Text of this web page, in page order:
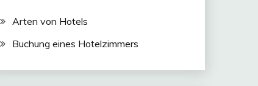
Arten von Hotels
Buchung eines Hotelzimmers